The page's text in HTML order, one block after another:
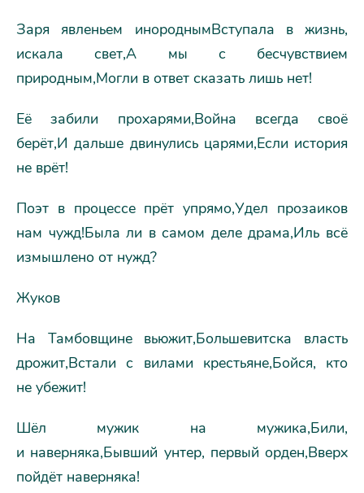
Заря явленьем инороднымВступала в жизнь,
искала свет,А мы с бесчувствием
природным,Могли в ответ сказать лишь нет!
Её забили прохарями,Война всегда своё
берёт,И дальше двинулись царями,Если история
не врёт!
Поэт в процессе прёт упрямо,Удел прозаиков
нам чужд!Была ли в самом деле драма,Иль всё
измышлено от нужд?
Жуков
На Тамбовщине вьюжит,Большевитска власть
дрожит,Встали с вилами крестьяне,Бойся, кто
не убежит!
Шёл мужик на мужика,Били,
и наверняка,Бывший унтер, первый орден,Вверх
пойдёт наверняка!